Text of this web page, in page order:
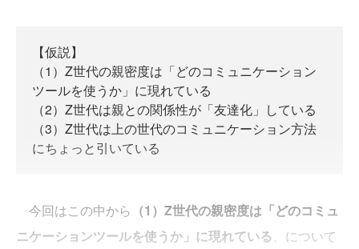
【仮説】
（1）Z世代の親密度は「どのコミュニケーション
ツールを使うか」に現れている
（2）Z世代は親との関係性が「友達化」している
（3）Z世代は上の世代のコミュニケーション方法
にちょっと引いている
今回はこの中から （1）Z世代の親密度は「どのコミュ
ニケーションツールを使うか」に現れている、について